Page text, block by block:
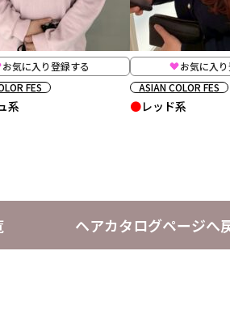
お気に入り登録する
FES
系
お気に入
ASIAN COLOR FES
レッド系
ヘアカタログページへ